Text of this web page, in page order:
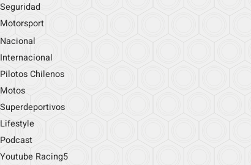
Seguridad
Motorsport
Nacional
Internacional
Pilotos Chilenos
Motos
Superdeportivos
Lifestyle
Podcast
Youtube Racing5